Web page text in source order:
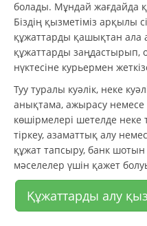
болады. Мұндай жағдайда
Біздің қызметіміз арқылы
құжаттарды қашықтан ала
құжаттарды заңдастырып,
нүктесіне курьермен
Туу туралы куәлік, неке
анықтама, ажырасу немесе
көшірмелері шетелде неке
тіркеу, азаматтық алу
құжат тапсыру, банк
мәселелер үшін қажет
Құжаттарды алу